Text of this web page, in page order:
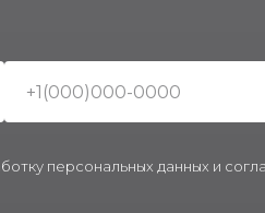
персональных данных и